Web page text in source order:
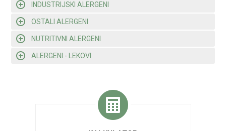
INDUSTRIJSKI ALERGENI
OSTALI ALERGENI
NUTRITIVNI ALERGENI
ALERGENI - LEKOVI